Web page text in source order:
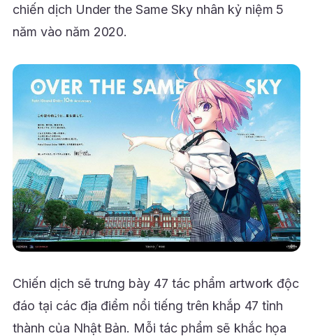
chiến dịch Under the Same Sky nhân kỷ niệm 5
năm vào năm 2020.
Chiến dịch sẽ trưng bày 47 tác phẩm artwork độc
đáo tại các địa điểm nổi tiếng trên khắp 47 tỉnh
thành của Nhật Bản. Mỗi tác phẩm sẽ khắc họa